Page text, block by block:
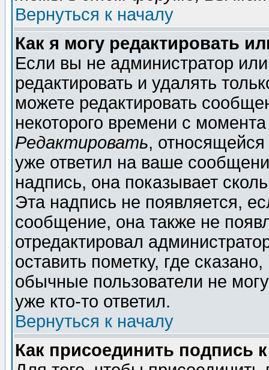
Вернуться к началу
Как я могу редактировать
Если вы не администратор
редактировать и удалять
можете редактировать
некоторого времени с
Редактировать,
уже ответил на ваше
надпись, она показывает
Эта надпись не появляется,
сообщение, она также не
отредактировал
оставить пометку, где
обычные пользователи не
уже кто-то ответил.
Вернуться к началу
Как присоединить подпись